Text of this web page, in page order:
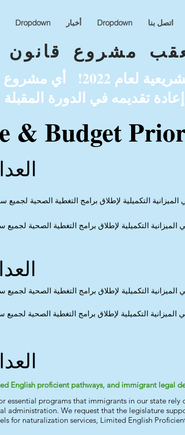
Dropdown أخبار Dropdown اتصل بنا
مشروع قانون
انتهت الجلسة
& Budget
الميزانية التكميلية لإطلاق برامج التغطية الصحية
الميزانية التكميلية لإطلاق برامج التغطية الصحية
الميزانية التكميلية لإطلاق برامج التغطية الصحية
الميزانية التكميلية لإطلاق برامج التغطية الصحية
English proficient pathways, and immigrant legal
essential programs that immigrants in our state rely
administration. We request that the legislature
for naturalization services, Limited English